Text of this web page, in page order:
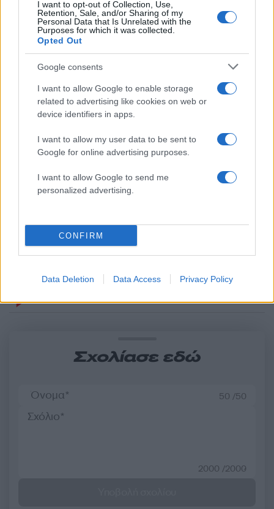
I want to opt-out of Collection, Use,
Retention, Sale, and/or Sharing of my
Personal Data that Is Unrelated with the
Purposes for which it was collected.
Opted Out
Google consents
I want to allow Google to enable storage
related to advertising like cookies on web or
device identifiers in apps.
I want to allow my user data to be sent to
Google for online advertising purposes.
I want to allow Google to send me
personalized advertising.
CONFIRM
Data Deletion Data Access Privacy Policy
Σχόλια
Σχολίασε εδώ
50 /50
2000 /2000
Αν τα χάσατε
φήμες για το αν βρίσκεται
στη ζωή
ελικοδρόμιο –